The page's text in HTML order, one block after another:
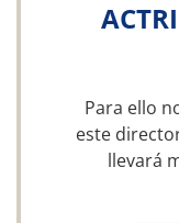
Para ello
este
llevará